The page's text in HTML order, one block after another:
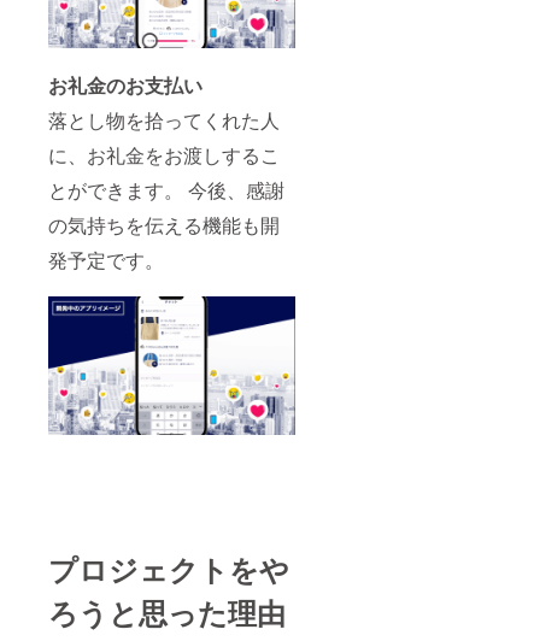
お礼金のお支払い
落とし物を拾ってくれた人
に、お礼金をお渡しするこ
とができます。 今後、感謝
の気持ちを伝える機能も開
発予定です。
プロジェクトをや
ろうと思った理由